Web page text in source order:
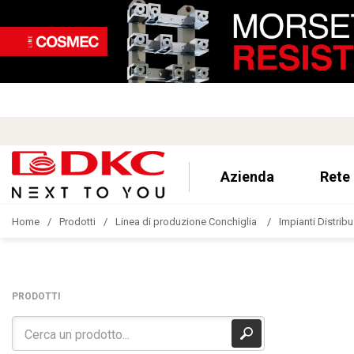
Azienda
Home Prodotti Linea di produzione Conchiglia Impianti
PRODOTTI